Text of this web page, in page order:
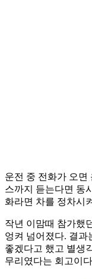
운전 중 전화가 오면
스까지 듣는다면 동
화라면 차를 정차시
작년 이맘때 참가했
엉켜 넘어졌다. 결과
좋겠다고 했고 별생
무리였다는 회고이